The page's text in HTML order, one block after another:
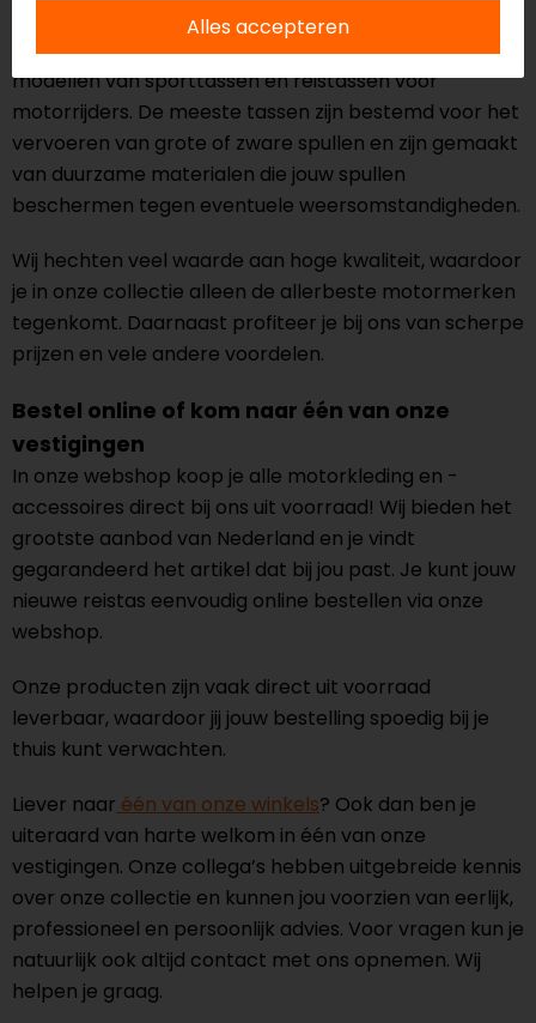
Motorkledingstore
Bij Motorkledingstore vind je vele varianten en
modellen van sporttassen en reistassen voor
motorrijders. De meeste tassen zijn bestemd voor het
vervoeren van grote of zware spullen en zijn gemaakt
van duurzame materialen die jouw spullen
beschermen tegen eventuele weersomstandigheden.
Wij hechten veel waarde aan hoge kwaliteit, waardoor
je in onze collectie alleen de allerbeste motormerken
tegenkomt. Daarnaast profiteer je bij ons van scherpe
prijzen en vele andere voordelen.
Bestel online of kom naar één van onze
vestigingen
In onze webshop koop je alle motorkleding en -
accessoires direct bij ons uit voorraad! Wij bieden het
grootste aanbod van Nederland en je vindt
gegarandeerd het artikel dat bij jou past. Je kunt jouw
nieuwe reistas eenvoudig online bestellen via onze
webshop.
Onze producten zijn vaak direct uit voorraad
leverbaar, waardoor jij jouw bestelling spoedig bij je
thuis kunt verwachten.
Liever naar één van onze winkels? Ook dan ben je
uiteraard van harte welkom in één van onze
vestigingen. Onze collega’s hebben uitgebreide kennis
over onze collectie en kunnen jou voorzien van eerlijk,
professioneel en persoonlijk advies. Voor vragen kun je
natuurlijk ook altijd contact met ons opnemen. Wij
helpen je graag.
Alles accepteren